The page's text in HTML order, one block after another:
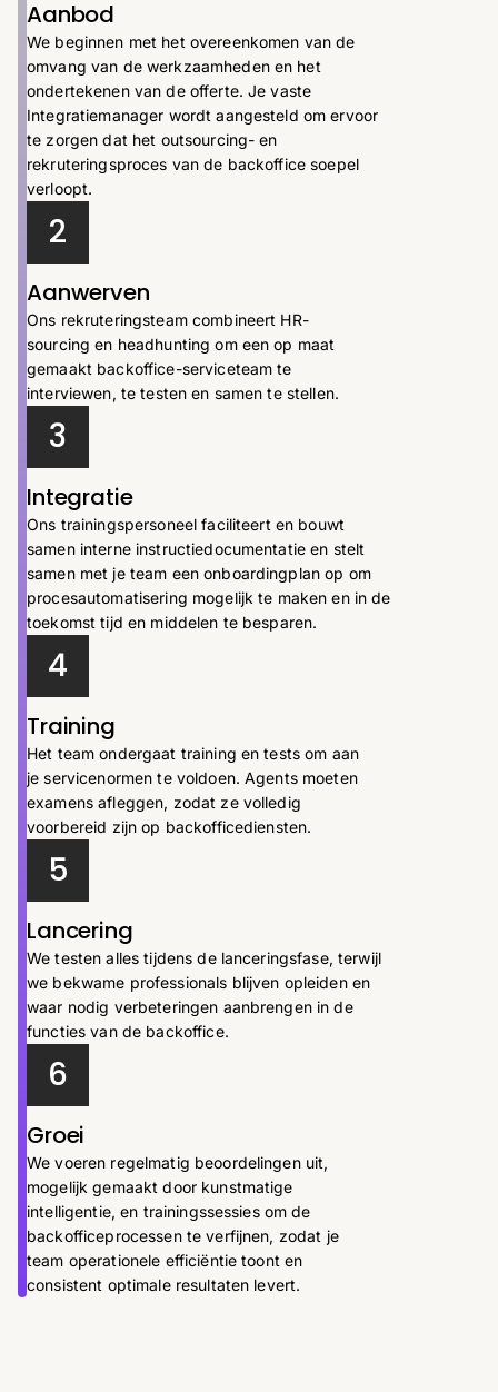
Aanbod
We beginnen met het overeenkomen van de
omvang van de werkzaamheden en het
ondertekenen van de offerte. Je vaste
Integratiemanager wordt aangesteld om ervoor
te zorgen dat het outsourcing- en
rekruteringsproces van de backoffice soepel
verloopt.
2
Aanwerven
Ons rekruteringsteam combineert HR-
sourcing en headhunting om een op maat
gemaakt backoffice-serviceteam te
interviewen, te testen en samen te stellen.
3
Integratie
Ons trainingspersoneel faciliteert en bouwt
samen interne instructiedocumentatie en stelt
samen met je team een ​​onboardingplan op om
procesautomatisering mogelijk te maken en in de
toekomst tijd en middelen te besparen.
4
Training
Het team ondergaat training en tests om aan
je servicenormen te voldoen. Agents moeten
examens afleggen, zodat ze volledig
voorbereid zijn op backofficediensten.
5
Lancering
We testen alles tijdens de lanceringsfase, terwijl
we bekwame professionals blijven opleiden en
waar nodig verbeteringen aanbrengen in de
functies van de backoffice.
6
Groei
We voeren regelmatig beoordelingen uit,
mogelijk gemaakt door kunstmatige
intelligentie, en trainingssessies om de
backofficeprocessen te verfijnen, zodat je
team operationele efficiëntie toont en
consistent optimale resultaten levert.